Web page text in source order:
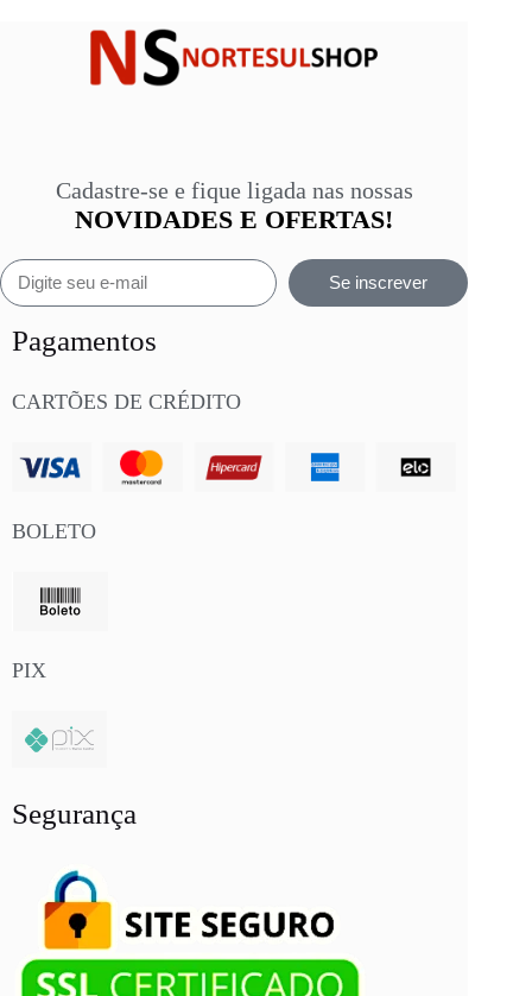
Cadastre-se e fique ligada nas nossas
NOVIDADES E OFERTAS!
Se inscrever
Pagamentos
CARTÕES DE CRÉDITO
BOLETO
PIX
Segurança